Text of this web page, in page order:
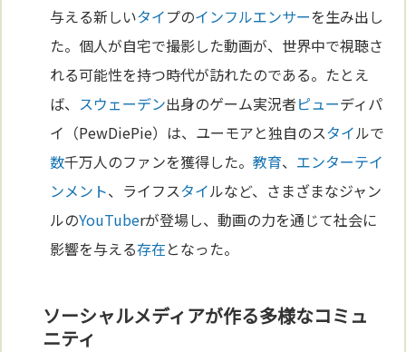
与える新しいタイプのインフルエンサーを生み出し
た。個人が自宅で撮影した動画が、世界中で視聴さ
れる可能性を持つ時代が訪れたのである。たとえ
ば、 スウェーデン出身のゲーム実況者ピューディパ
イ（PewDiePie）は、ユーモアと独自のスタイルで
数千万人のファンを獲得した。教育、 エンターテイ
ンメント、ライフスタイルなど、さまざまなジャン
ルのYouTuberが登場し、動画の力を通じて社会に
影響を与える存在となった。
ソーシャルメディアが作る多様なコミュ
ニティ